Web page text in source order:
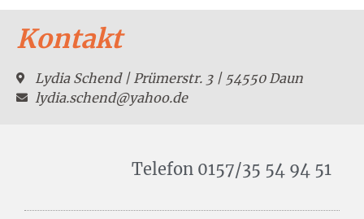
Kontakt
Lydia Schend | Prümerstr. 3 | 54550 Daun
lydia.schend@yahoo.de
Telefon 0157/35 54 94 51